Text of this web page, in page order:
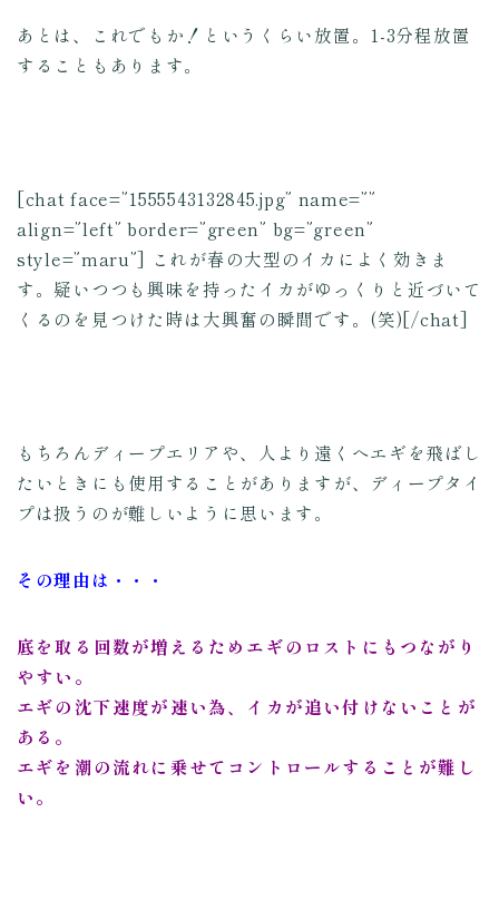
あとは、これでもか！というくらい放置。1-3分程放置
することもあります。
[chat face=”1555543132845.jpg” name=””
align=”left” border=”green” bg=”green”
style=”maru”] これが春の大型のイカによく効きま
す。疑いつつも興味を持ったイカがゆっくりと近づいて
くるのを見つけた時は大興奮の瞬間です。(笑)[/chat]
もちろんディープエリアや、人より遠くへエギを飛ばし
たいときにも使用することがありますが、ディープタイ
プは扱うのが難しいように思います。
その理由は・・・
底を取る回数が増えるためエギのロストにもつながり
やすい。
エギの沈下速度が速い為、イカが追い付けないことが
ある。
エギを潮の流れに乗せてコントロールすることが難し
い。